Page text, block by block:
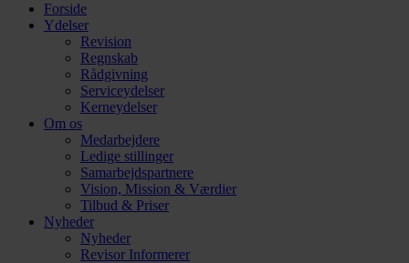
Forside
Ydelser
Revision
Regnskab
Rådgivning
Serviceydelser
Kerneydelser
Om os
Medarbejdere
Ledige stillinger
Samarbejdspartnere
Vision, Mission & Værdier
Tilbud & Priser
Nyheder
Nyheder
Revisor Informerer